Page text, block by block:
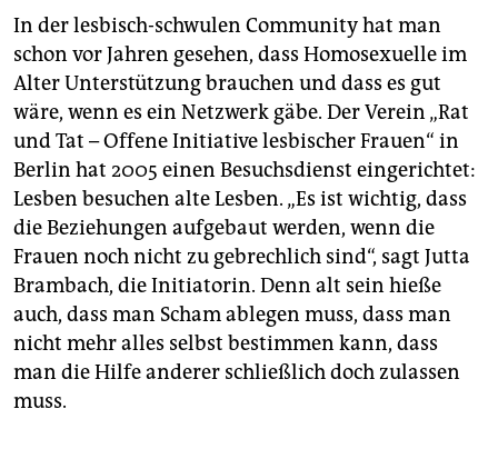
In der lesbisch-schwulen Community hat man
schon vor Jahren gesehen, dass Homosexuelle im
Alter Unterstützung brauchen und dass es gut
wäre, wenn es ein Netzwerk gäbe. Der Verein „Rat
und Tat – Offene Initiative lesbischer Frauen“ in
Berlin hat 2005 einen Besuchsdienst eingerichtet:
Lesben besuchen alte Lesben. „Es ist wichtig, dass
die Beziehungen aufgebaut werden, wenn die
Frauen noch nicht zu gebrechlich sind“, sagt Jutta
Brambach, die Initiatorin. Denn alt sein hieße
auch, dass man Scham ablegen muss, dass man
nicht mehr alles selbst bestimmen kann, dass
man die Hilfe anderer schließlich doch zulassen
muss.